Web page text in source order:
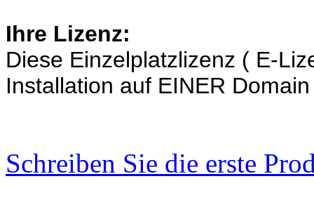
Ihre Lizenz:
Diese Einzelplatzlizenz ( E-
Installation auf EINER
Schreiben Sie die erste